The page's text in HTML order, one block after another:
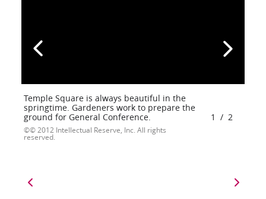
Temple Square is always beautiful in the
springtime. Gardeners work to prepare the
ground for General Conference.
© 2012 Intellectual Reserve, Inc. All rights
reserved.
1 / 2